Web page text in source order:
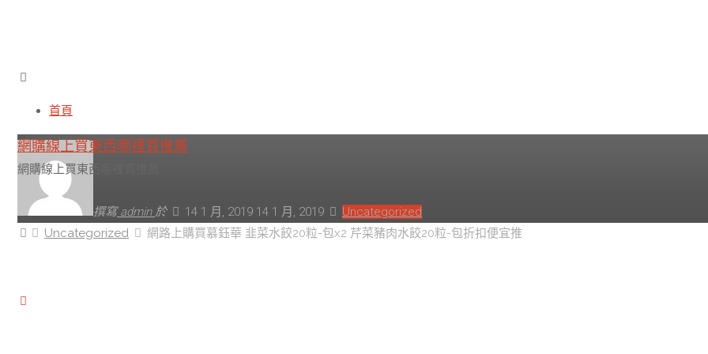
首頁
網購線上買東西哪裡買推薦
網購線上買東西哪裡買推薦
網路上購買慕鈺華 韭菜水餃20粒-包x2 芹菜豬肉水
撰寫 admin 於 14 1 月, 2019 14 1 月, 2019
Uncategorized
首 Uncategorized 網路上購買慕鈺華 韭菜水餃20粒-包x2 芹菜豬肉水餃20粒-包折扣便宜推